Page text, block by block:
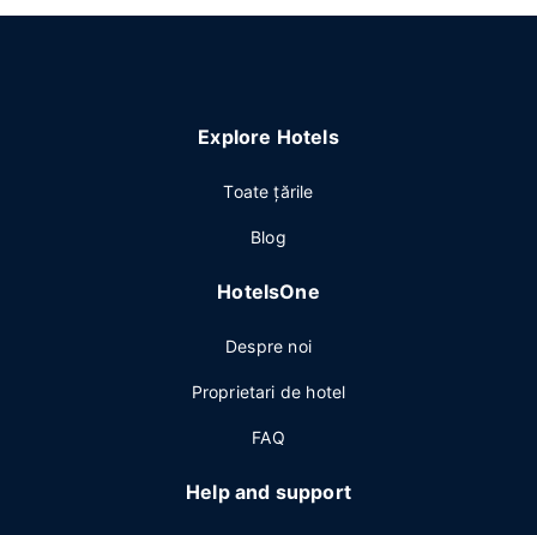
Explore Hotels
Toate ţările
Blog
HotelsOne
Despre noi
Proprietari de hotel
FAQ
Help and support